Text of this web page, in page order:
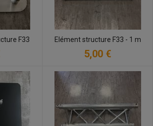
F33 Elément structure F33 - 1 m
5,00 €